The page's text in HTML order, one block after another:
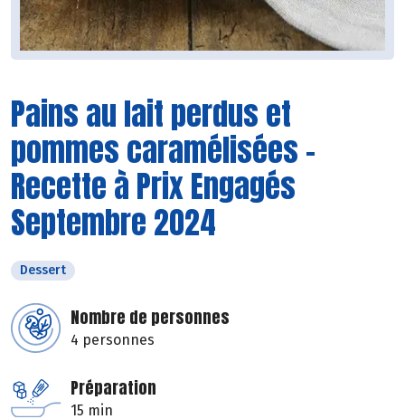
Pains au lait perdus et
pommes caramélisées -
Recette à Prix Engagés
Septembre 2024
Dessert
Nombre de personnes
4 personnes
Préparation
15 min